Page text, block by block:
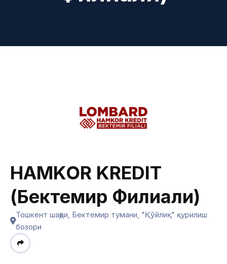
HAMKOR KREDIT
(Бектемир Филиали)
Тошкент шаҳри, Бектемир тумани, "Қўйлиқ" қурилиш
бозори